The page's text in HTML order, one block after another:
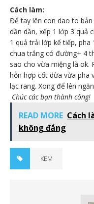
Cách làm:
Để tay lên con dao to
dần dần, xếp 1 lớp 3 quả
1 quả trải lớp kế tiếp,
chua trắng có đường+ 4
sao cho vừa miệng là ok.
hỗn hợp cốt dừa vừa pha
lạc rang. Xong để lên
Chúc các bạn thành công!
READ MORE Cách
không đắng
KEM